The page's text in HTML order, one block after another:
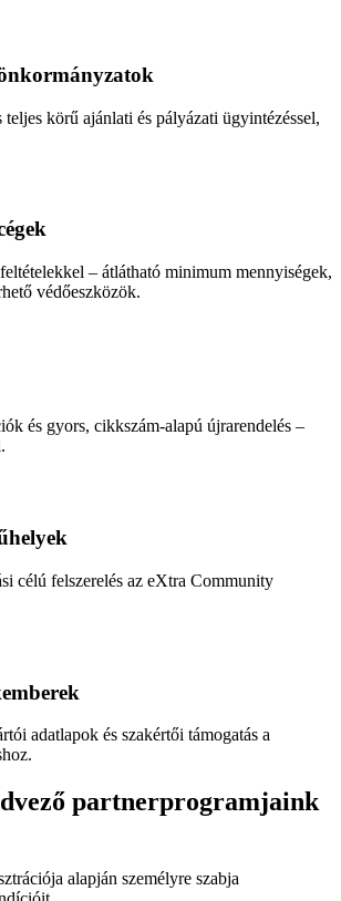
teljes körű ajánlati és pályázati ügyintézéssel,
– átlátható minimum mennyiségek,
védőeszközök.
és gyors, cikkszám-alapú újrarendelés –
célú felszerelés az eXtra Community
adatlapok és szakértői támogatás a
partnerprogramjaink
alapján személyre szabja